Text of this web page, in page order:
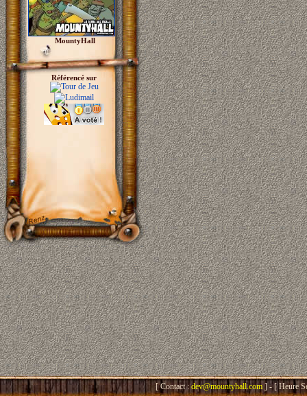
MountyHall
Référencé sur
[ Contact : dev@mountyhall.com ] - [ Heure